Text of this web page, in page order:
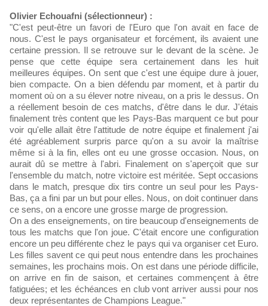
Olivier Echouafni (sélectionneur) :
"C'est peut-être un favori de l'Euro que l'on avait en face de
nous. C'est le pays organisateur et forcément, ils avaient une
certaine pression. Il se retrouve sur le devant de la scène. Je
pense que cette équipe sera certainement dans les huit
meilleures équipes. On sent que c'est une équipe dure à jouer,
bien compacte. On a bien défendu par moment, et à partir du
moment où on a su élever notre niveau, on a pris le dessus. On
a réellement besoin de ces matchs, d'être dans le dur. J'étais
finalement très content que les Pays-Bas marquent ce but pour
voir qu'elle allait être l'attitude de notre équipe et finalement j'ai
été agréablement surpris parce qu'on a su avoir la maîtrise
même si à la fin, elles ont eu une grosse occasion. Nous, on
aurait dû se mettre à l'abri. Finalement on s'aperçoit que sur
l'ensemble du match, notre victoire est méritée. Sept occasions
dans le match, presque dix tirs contre un seul pour les Pays-
Bas, ça a fini par un but pour elles. Nous, on doit continuer dans
ce sens, on a encore une grosse marge de progression.
On a des enseignements, on tire beaucoup d'enseignements de
tous les matchs que l'on joue. C'était encore une configuration
encore un peu différente chez le pays qui va organiser cet Euro.
Les filles savent ce qui peut nous entendre dans les prochaines
semaines, les prochains mois. On est dans une période difficile,
on arrive en fin de saison, et certaines commençent à être
fatiguées; et les échéances en club vont arriver aussi pour nos
deux représentantes de Champions League."